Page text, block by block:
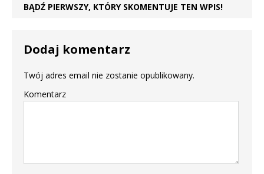
BĄDŹ PIERWSZY, KTÓRY SKOMENTUJE TEN WPIS!
Dodaj komentarz
Twój adres email nie zostanie opublikowany.
Komentarz